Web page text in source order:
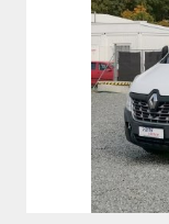
Vorherige